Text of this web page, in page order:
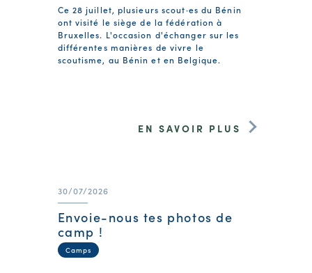
Ce 28 juillet, plusieurs scout·es du Bénin
ont visité le siège de la fédération à
Bruxelles. L'occasion d'échanger sur les
différentes manières de vivre le
scoutisme, au Bénin et en Belgique.
EN SAVOIR PLUS
30/07/2026
Envoie-nous tes photos de
camp !
Camps